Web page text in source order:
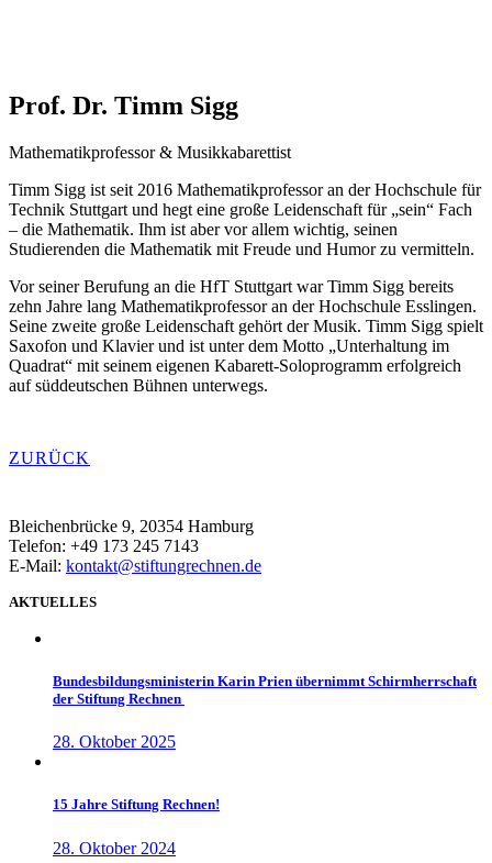
Prof. Dr. Timm Sigg
Mathematikprofessor & Musikkabarettist
Timm Sigg ist seit 2016 Mathematikprofessor an der Hochschule für
Technik Stuttgart und hegt eine große Leidenschaft für „sein“ Fach
– die Mathematik. Ihm ist aber vor allem wichtig, seinen
Studierenden die Mathematik mit Freude und Humor zu vermitteln.
Vor seiner Berufung an die HfT Stuttgart war Timm Sigg bereits
zehn Jahre lang Mathematikprofessor an der Hochschule Esslingen.
Seine zweite große Leidenschaft gehört der Musik. Timm Sigg spielt
Saxofon und Klavier und ist unter dem Motto „Unterhaltung im
Quadrat“ mit seinem eigenen Kabarett-Soloprogramm erfolgreich
auf süddeutschen Bühnen unterwegs.
ZURÜCK
Bleichenbrücke 9, 20354 Hamburg
Telefon: +49 173 245 7143
E-Mail: kontakt@stiftungrechnen.de
AKTUELLES
Bundesbildungsministerin Karin Prien übernimmt Schirmherrschaft
der Stiftung Rechnen
28. Oktober 2025
15 Jahre Stiftung Rechnen!
28. Oktober 2024